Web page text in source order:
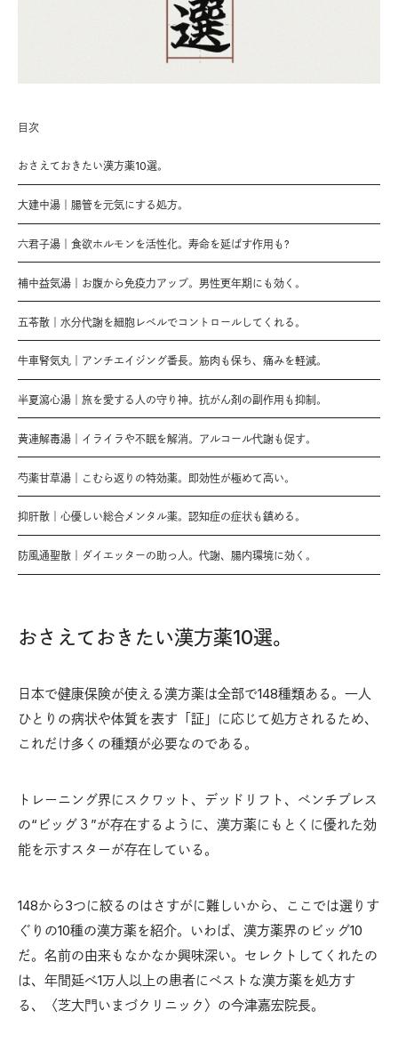
目次
おさえておきたい漢方薬10選。
大建中湯｜腸管を元気にする処方。
六君子湯｜食欲ホルモンを活性化。寿命を延ばす作用も?
補中益気湯｜お腹から免疫力アップ。男性更年期にも効く。
五苓散｜水分代謝を細胞レベルでコントロールしてくれる。
牛車腎気丸｜アンチエイジング番長。筋肉も保ち、痛みを軽減。
半夏瀉心湯｜旅を愛する人の守り神。抗がん剤の副作用も抑制。
黄連解毒湯｜イライラや不眠を解消。アルコール代謝も促す。
芍薬甘草湯｜こむら返りの特効薬。即効性が極めて高い。
抑肝散｜心優しい総合メンタル薬。認知症の症状も鎮める。
防風通聖散｜ダイエッターの助っ人。代謝、腸内環境に効く。
おさえておきたい漢方薬10選。
日本で健康保険が使える漢方薬は全部で148種類ある。一人
ひとりの病状や体質を表す「証」に応じて処方されるため、
これだけ多くの種類が必要なのである。
トレーニング界にスクワット、デッドリフト、ベンチプレス
の“ビッグ３”が存在するように、漢方薬にもとくに優れた効
能を示すスターが存在している。
148から3つに絞るのはさすがに難しいから、ここでは選りす
ぐりの10種の漢方薬を紹介。いわば、漢方薬界のビッグ10
だ。名前の由来もなかなか興味深い。セレクトしてくれたの
は、年間延べ1万人以上の患者にベストな漢方薬を処方す
る、〈芝大門いまづクリニック〉の今津嘉宏院長。